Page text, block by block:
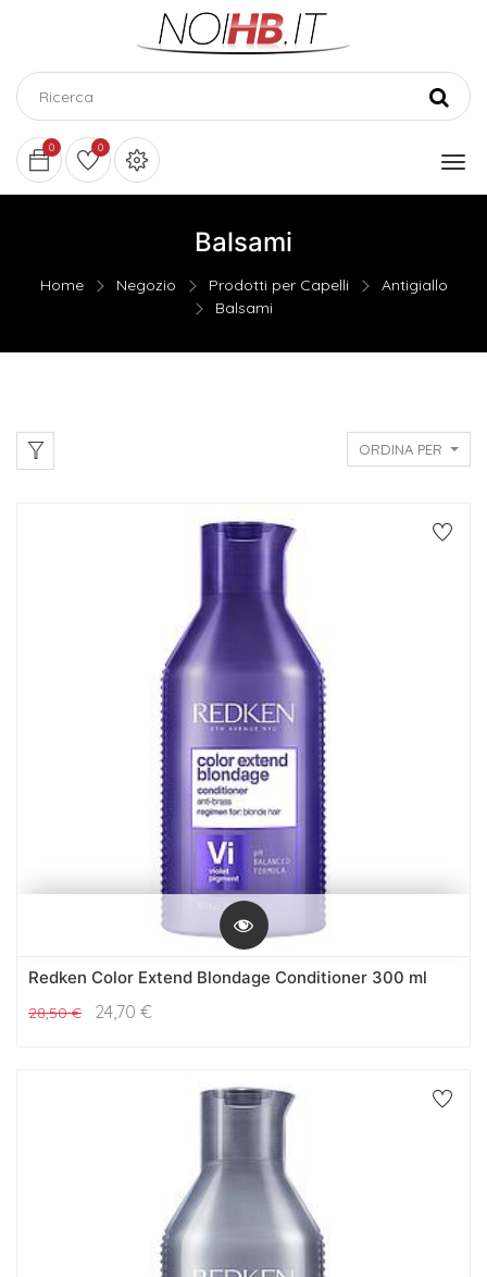
0 0
Balsami
Home Negozio Prodotti per Capelli
Antigiallo
Balsami
ORDINA PER
Redken Color Extend Blondage Conditioner 300 ml
28,50€ 24,70 €